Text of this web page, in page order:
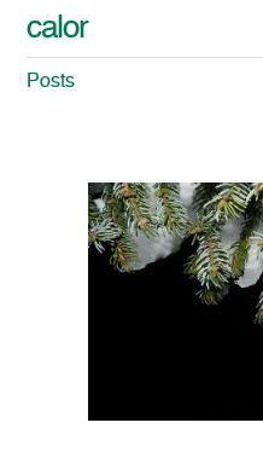
calor
Posts